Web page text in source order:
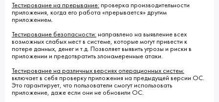
Тестирование на прерывание:проверка производительности
приложения, когда его работа «прерывается» другим
приложением.
Тестирование безопасности:направлено на выявление всех
возможных слабых мест в системе, которые могут привести к
потере данных, денег и т.д. Позволяет выявить угрозы и риски в
приложении и предотвратить злонамеренные атаки.
Тестирование на различных версиях операционных систем:
включает в себя проверку приложения на предыдущей версии ОС.
Это гарантирует, что пользователи смогут использовать
приложение, даже если они не обновили ОС.